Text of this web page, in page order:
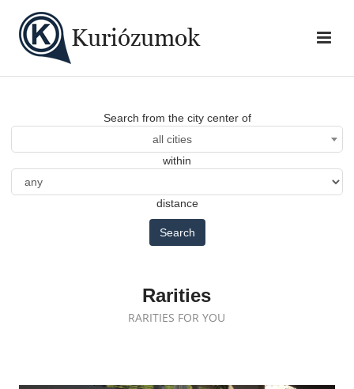
Search from the city center of
all cities
within
distance
Search
Rarities
RARITIES FOR YOU